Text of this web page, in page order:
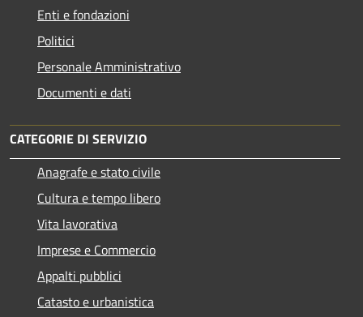
Enti e fondazioni
Politici
Personale Amministrativo
Documenti e dati
CATEGORIE DI SERVIZIO
Anagrafe e stato civile
Cultura e tempo libero
Vita lavorativa
Imprese e Commercio
Appalti pubblici
Catasto e urbanistica